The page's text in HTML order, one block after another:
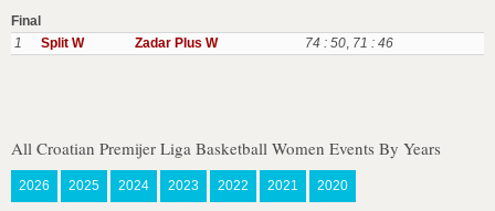
Final
1
Split W Zadar Plus W 74 : 50, 71 : 46
All Croatian Premijer Liga Basketball Women Events By Years
2026 2025 2024 2023 2022 2021 2020